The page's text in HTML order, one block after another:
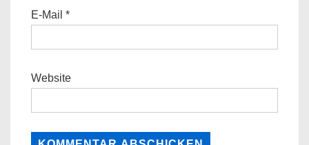
E-Mail *
Website